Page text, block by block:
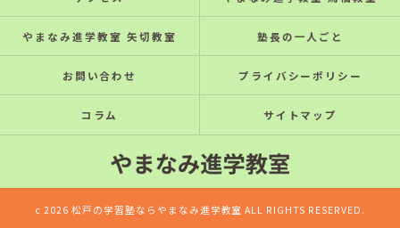
やまなみ進学教室 矢切教室 塾長の一人ごと
お問い合わせ プライバシーポリシー
コラム サイトマップ
c 2026 松戸の学習塾ならやまなみ進学教室 ALL RIGHTS RESERVED.